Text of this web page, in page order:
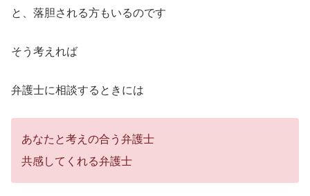
と、落胆される方もいるのです
そう考えれば
弁護士に相談するときには
あなたと考えの合う弁護士
共感してくれる弁護士